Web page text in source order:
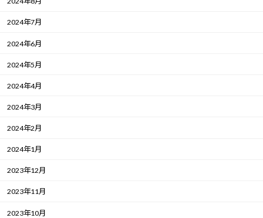
2024年7月
2024年6月
2024年5月
2024年4月
2024年3月
2024年2月
2024年1月
2023年12月
2023年11月
2023年10月